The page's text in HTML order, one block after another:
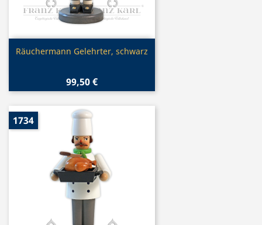
Vorschau
Räuchermann Gelehrter, schwarz
99,50 €
1734